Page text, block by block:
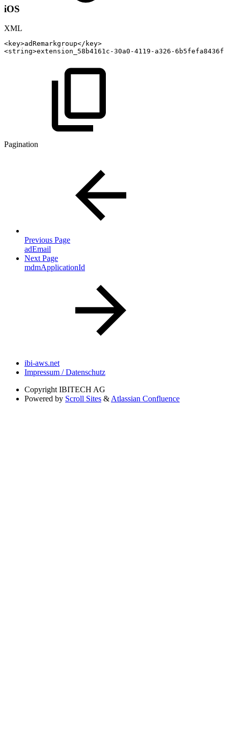
iOS
XML
<key>adRemarkgroup</ key>
<string>extension_58b4161c-30a0-4119-a326-
Pagination
Previous Page
adEmail
Next Page
mdmApplicationId
ibi-aws.net
Impressum / Datenschutz
Copyright IBITECH AG
Powered by Scroll Sites & Atlassian Confluence